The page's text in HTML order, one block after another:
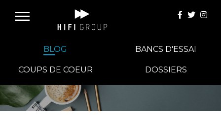
E-BOUTIQUE
BLOG BANCS D'ESSAI
COUPS DE COEUR DOSSIERS